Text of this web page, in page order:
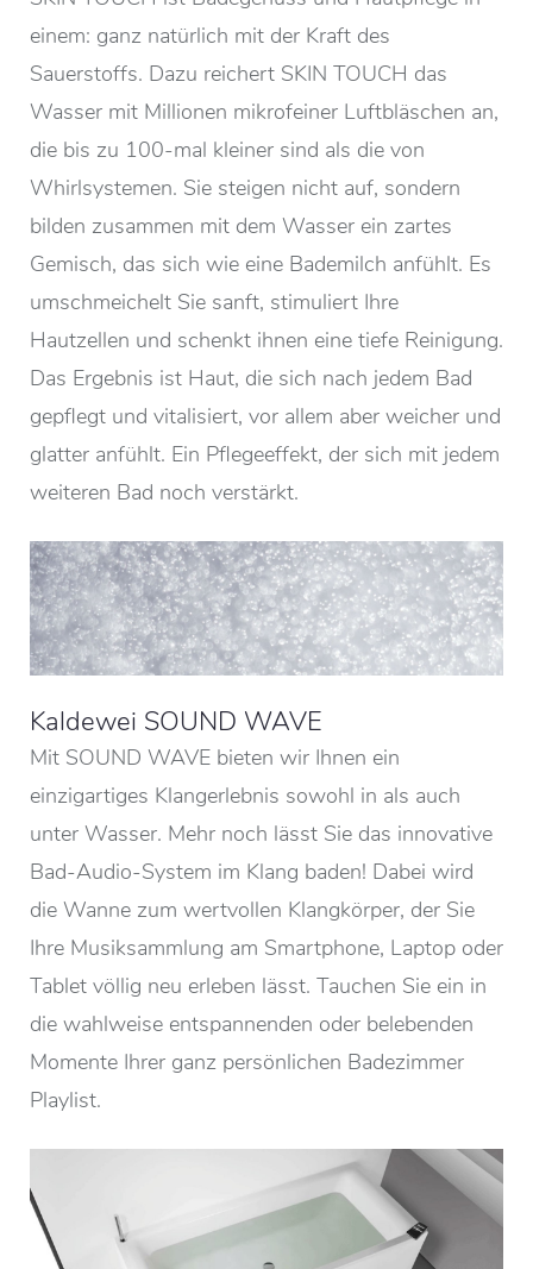
einem: ganz natürlich mit der Kraft des
Sauerstoffs. Dazu reichert SKIN TOUCH das
Wasser mit Millionen mikrofeiner Luftbläschen an,
die bis zu 100-mal kleiner sind als die von
Whirlsystemen. Sie steigen nicht auf, sondern
bilden zusammen mit dem Wasser ein zartes
Gemisch, das sich wie eine Bademilch anfühlt. Es
umschmeichelt Sie sanft, stimuliert Ihre
Hautzellen und schenkt ihnen eine tiefe Reinigung.
Das Ergebnis ist Haut, die sich nach jedem Bad
gepflegt und vitalisiert, vor allem aber weicher und
glatter anfühlt. Ein Pflegeeffekt, der sich mit jedem
weiteren Bad noch verstärkt.
Kaldewei SOUND WAVE
Mit SOUND WAVE bieten wir Ihnen ein
einzigartiges Klangerlebnis sowohl in als auch
unter Wasser. Mehr noch lässt Sie das innovative
Bad-Audio-System im Klang baden! Dabei wird
die Wanne zum wertvollen Klangkörper, der Sie
Ihre Musiksammlung am Smartphone, Laptop oder
Tablet völlig neu erleben lässt. Tauchen Sie ein in
die wahlweise entspannenden oder belebenden
Momente Ihrer ganz persönlichen Badezimmer
Playlist.